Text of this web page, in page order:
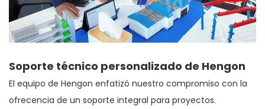
Soporte técnico personalizado de Hengon
El equipo de Hengon enfatizó nuestro compromiso con la
ofrecencia de un soporte integral para proyectos.